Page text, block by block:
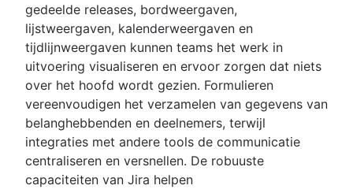
gedeelde releases, bordweergaven,
lijstweergaven, kalenderweergaven en
tijdlijnweergaven kunnen teams het werk in
uitvoering visualiseren en ervoor zorgen dat niets
over het hoofd wordt gezien. Formulieren
vereenvoudigen het verzamelen van gegevens van
belanghebbenden en deelnemers, terwijl
integraties met andere tools de communicatie
centraliseren en versnellen. De robuuste
capaciteiten van Jira helpen